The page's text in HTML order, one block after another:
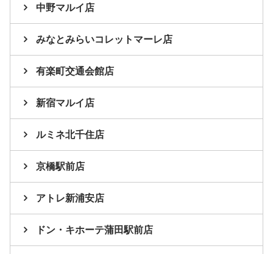
中野マルイ店
みなとみらいコレットマーレ店
有楽町交通会館店
新宿マルイ店
ルミネ北千住店
京橋駅前店
アトレ新浦安店
ドン・キホーテ蒲田駅前店